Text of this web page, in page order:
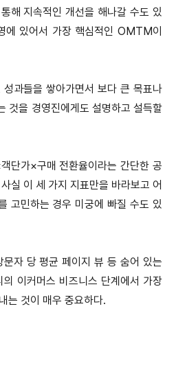
해 지속적인 개선을 해나갈 수도 있
에 있어서 가장 핵심적인 OMTM이
과들을 쌓아가면서 보다 큰 목표나
것을 경영진에게도 설명하고 설득할
단가×구매 전환율이라는 간단한 공
실 이 세 가지 지표만을 바라보고 어
고민하는 경우 미궁에 빠질 수도 있
자 당 평균 페이지 뷰 등 숨어 있는
이커머스 비즈니스 단계에서 가장
는 것이 매우 중요하다.